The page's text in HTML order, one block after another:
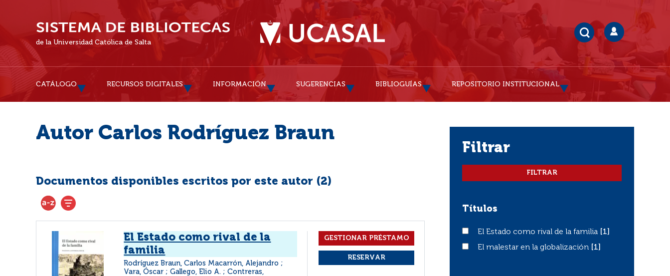
de la Universidad Católica de Salta
CATÁLOGO RECURSOS DIGITALES INFORMACIÓN SUGERENCIAS BIBLIOGUÍAS REPOSITORIO INSTITUCIONAL
Autor Carlos Rodríguez Braun
Documentos disponibles escritos por este autor (2)
El Estado como rival de la
familia
Rodríguez Braun, Carlos Macarrón, Alejandro ;
Vara, Óscar ; Gallego, Elio A. ; Contreras,
filtrar
Títulos
El Estado como rival de la familia
El Estado como rival de la familia
[1]
El malestar en la globalización
El malestar en la globalización [1]